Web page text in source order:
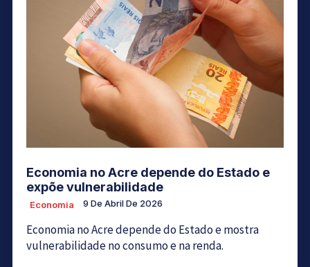
Economia no Acre depende do Estado e
expõe vulnerabilidade
Economia 9 De Abril De 2026
Economia no Acre depende do Estado e mostra
vulnerabilidade no consumo e na renda.